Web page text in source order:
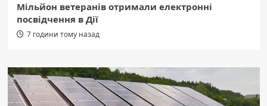
Мільйон ветеранів отримали електронні
посвідчення в Дії
7 години тому назад